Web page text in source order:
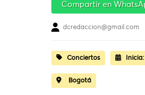
Compartir en
dcredaccion@gmail.com
Conciertos Inicia:
Bogotá